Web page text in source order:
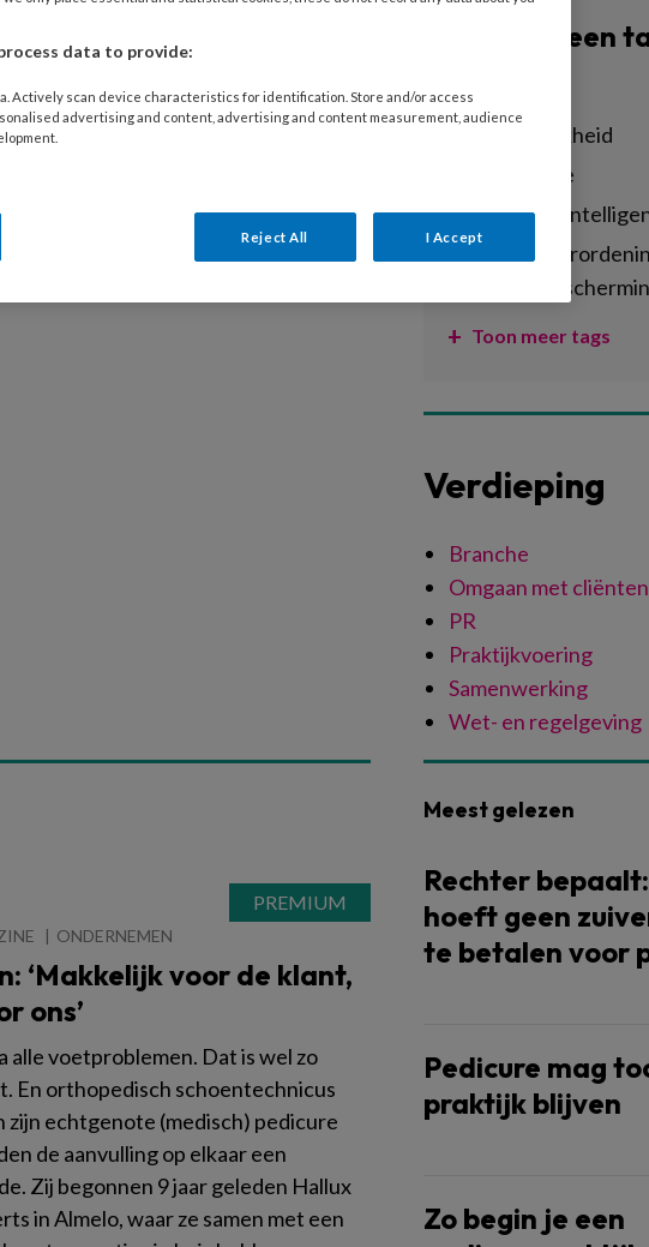
over praktijkvoering, pr,
om.
Filter op een
Alle tags
aansprakelijkheid
administratie
ai – artificial
Toon meer tags
Verdieping
Branche
Omgaan met cliënten
PR
Praktijkvoering
Samenwerking
Wet- en regelgeving
ONDERNEMEN
‘Makkelijk voor de klant,
ons’
alle voetproblemen. Dat is wel zo
En orthopedisch schoentechnicus
zijn echtgenote (medisch) pedicure
de aanvulling op elkaar een
Zij begonnen 9 jaar geleden Hallux
in Almelo, waar ze samen met een
Meest gelezen
Rechter
hoeft geen
te betalen voor
Pedicure mag
praktijk blijven
Zo begin je een
data to provide:
Actively scan device characteristics for identification. Store and/or access
advertising and content, advertising and content measurement, audience
Reject All I Accept